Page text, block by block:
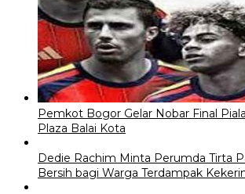
Pemkot Bogor Gelar Nobar Final
Plaza Balai Kota
Dedie Rachim Minta Perumda Tirta
Bersih bagi Warga Terdampak